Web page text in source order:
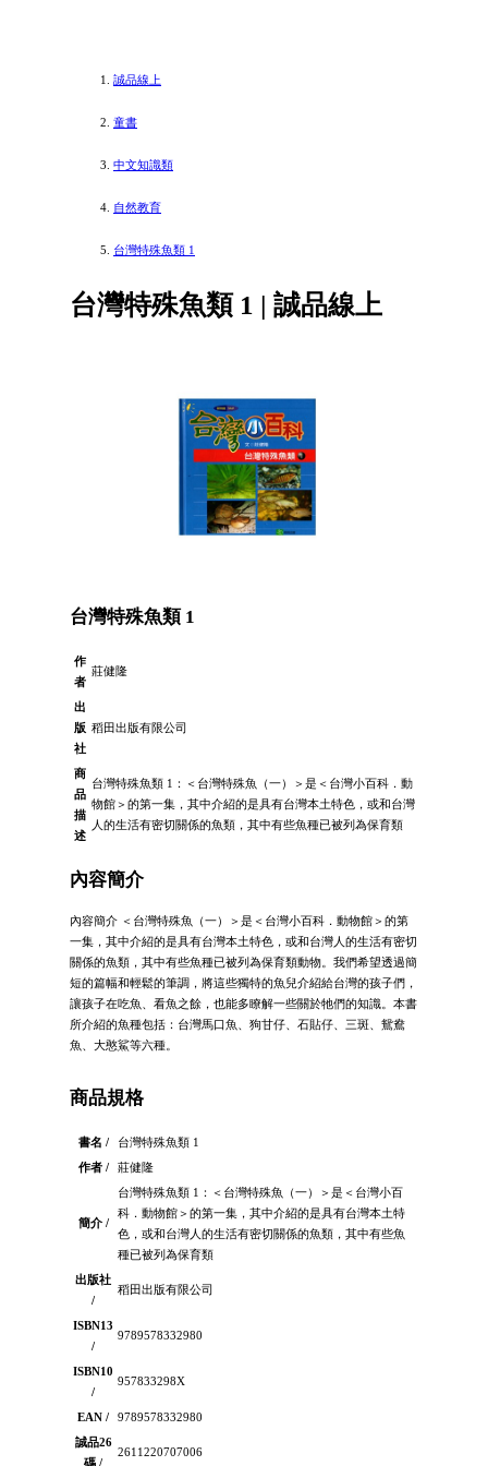
誠品線上
童書
中文知識類
自然教育
台灣特殊魚類 1
台灣特殊魚類 1 | 誠品線上
台灣特殊魚類 1
作
者
莊健隆
出
版
社
稻田出版有限公司
商
品
描
述
台灣特殊魚類 1：＜台灣特殊魚（一）＞是＜台灣小百科．動
物館＞的第一集，其中介紹的是具有台灣本土特色，或和台灣
人的生活有密切關係的魚類，其中有些魚種已被列為保育類
內容簡介
內容簡介 ＜台灣特殊魚（一）＞是＜台灣小百科．動物館＞的第
一集，其中介紹的是具有台灣本土特色，或和台灣人的生活有密切
關係的魚類，其中有些魚種已被列為保育類動物。我們希望透過簡
短的篇幅和輕鬆的筆調，將這些獨特的魚兒介紹給台灣的孩子們，
讓孩子在吃魚、看魚之餘，也能多瞭解一些關於牠們的知識。本書
所介紹的魚種包括：台灣馬口魚、狗甘仔、石貼仔、三斑、鴛鴦
魚、大憨鯊等六種。
商品規格
書名 /
台灣特殊魚類 1
作者 /
莊健隆
簡介 /
台灣特殊魚類 1：＜台灣特殊魚（一）＞是＜台灣小百
科．動物館＞的第一集，其中介紹的是具有台灣本土特
色，或和台灣人的生活有密切關係的魚類，其中有些魚
種已被列為保育類
出版社
/
稻田出版有限公司
ISBN13
/
9789578332980
ISBN10
/
957833298X
EAN /
9789578332980
誠品26
碼 /
2611220707006